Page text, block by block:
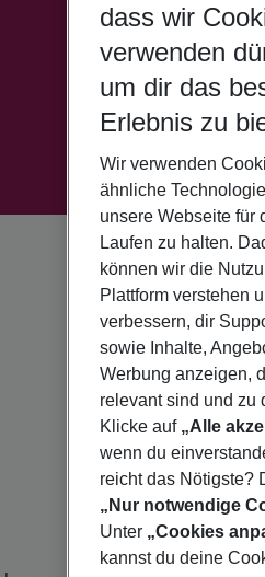
dass wir
verwenden
um dir das
Erlebnis zu
Wir verwenden
ähnliche
unsere Webseite für
Laufen zu halten.
können wir die
Plattform verstehen
verbessern, dir
sowie Inhalte,
Werbung anzeigen,
relevant sind und zu
Klicke auf „Alle
wenn du
reicht das Nötigste?
„Nur notwendige
Unter „Cookies
kannst du deine